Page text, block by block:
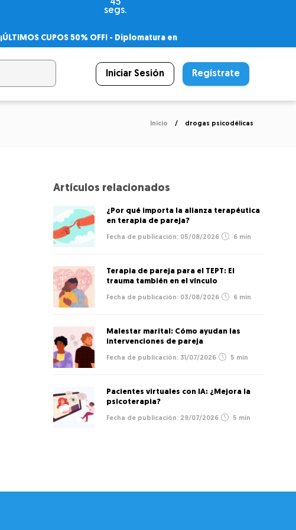
45
segs.
¡ÚLTIMOS CUPOS 50% OFF! - Diplomatura en
– Certificado Universitario
Iniciar Sesión Regístrate
Inicio drogas psicodélicas
Artículos relacionados
¿Por qué importa la alianza terapéutica
en terapia de pareja?
05/08/2026 6 min
Terapia de pareja para el TEPT: El
trauma también en el vínculo
03/08/2026 6 min
Malestar marital: Cómo ayudan las
intervenciones de pareja
31/07/2026 5 min
Pacientes virtuales con IA: ¿Mejora la
psicoterapia?
29/07/2026 5 min